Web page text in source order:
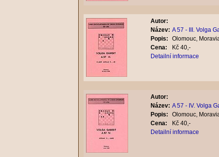
Autor:
Název: A 57 - III. Volga
Popis:
Olomouc,
Cena:
Kč 40,-
Detailní informace
Autor:
Název: A 57 - IV. Volga
Popis:
Olomouc,
Cena:
Kč 40,-
Detailní informace